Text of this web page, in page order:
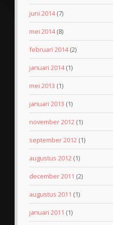
juni 2014(7)
mei 2014(8)
februari 2014(2)
januari 2014(1)
mei 2013 (1)
januari 2013 (1)
november 2012 (1)
september 2012 (1)
augustus 2012 (1)
december 2011 (2)
augustus 2011 (1)
januari 2011 (1)